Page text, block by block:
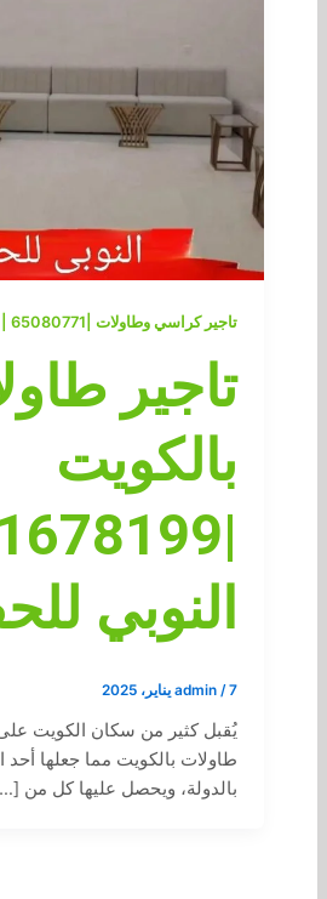
تاجير كراسي وطاولات |65080771 | الابداع
تاجير
بالكويت
النوبي
admin /7 يناير، 2025
يُقبل كثير من سكان الكويت
طاولات بالكويت مما جعلها أحد
بالدولة، ويحصل عليها كل من